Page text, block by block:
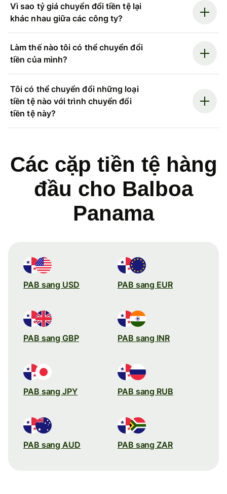
Vì sao tỷ giá chuyển đổi tiền tệ lại
khác nhau giữa các công ty?
Làm thế nào tôi có thể chuyển đổi
tiền của mình?
Tôi có thể chuyển đổi những loại
tiền tệ nào với trình chuyển đổi
tiền tệ này?
Các cặp tiền tệ hàng
đầu cho Balboa
Panama
PAB sang USD PAB sang EUR
PAB sang GBP PAB sang INR
PAB sang JPY PAB sang RUB
PAB sang AUD PAB sang ZAR